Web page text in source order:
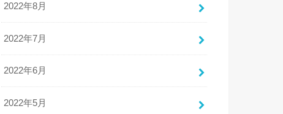
2022年8月
2022年7月
2022年6月
2022年5月